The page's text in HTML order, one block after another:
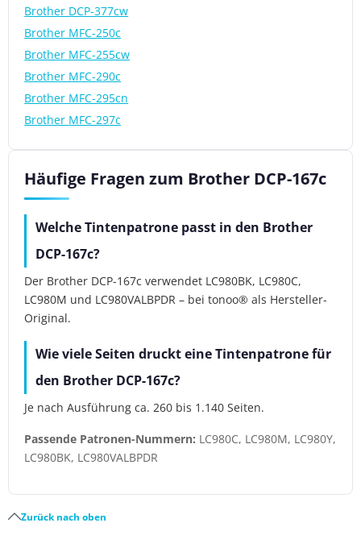
Brother DCP-377cw
Brother MFC-250c
Brother MFC-255cw
Brother MFC-290c
Brother MFC-295cn
Brother MFC-297c
Häufige Fragen zum Brother DCP-167c
Welche Tintenpatrone passt in den Brother
DCP-167c?
Der Brother DCP-167c verwendet LC980BK, LC980C,
LC980M und LC980VALBPDR – bei tonoo® als Hersteller-
Original.
Wie viele Seiten druckt eine Tintenpatrone für
den Brother DCP-167c?
Je nach Ausführung ca. 260 bis 1.140 Seiten.
Passende Patronen-Nummern: LC980C, LC980M, LC980Y,
LC980BK, LC980VALBPDR
Zurück nach oben